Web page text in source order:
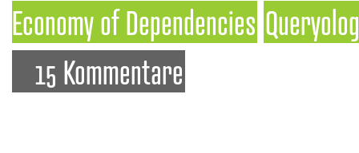
Economy of Dependencies
15 Kommentare